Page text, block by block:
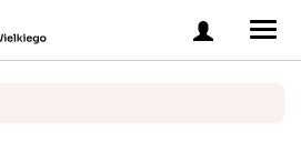
Zaloguj
się